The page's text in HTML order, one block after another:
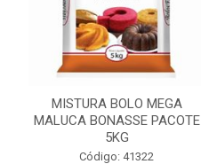
MISTURA BOLO MEGA
MALUCA BONASSE PACOTE
5KG
Código: 41322